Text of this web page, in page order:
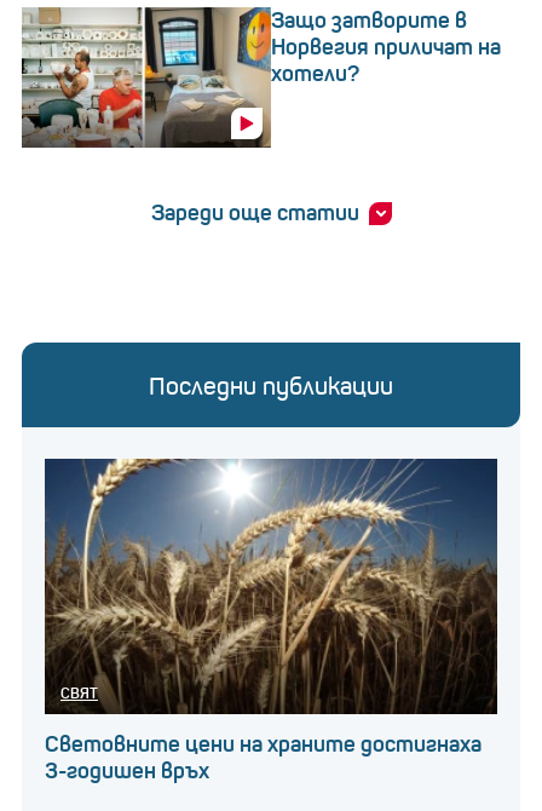
Защо затворите в
Норвегия приличат на
хотели?
Зареди още статии
Последни публикации
СВЯТ
Световните цени на храните достигнаха
3-годишен връх